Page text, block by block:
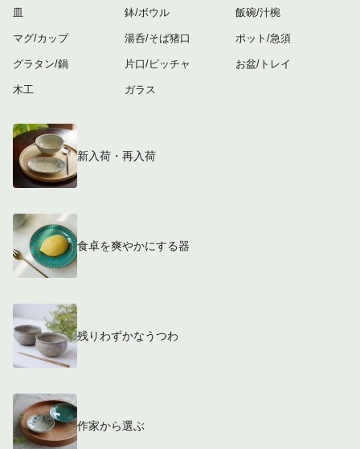
皿
マグ/カップ
グラタン/鍋
木工
鉢/ボウル
湯呑/そば猪口
片口/ピッチャ
ガラス
飯碗/汁椀
ポット/急須
お盆/トレイ
新入荷・再入荷
食卓を爽やかにする器
残りわずかなうつわ
作家から選ぶ